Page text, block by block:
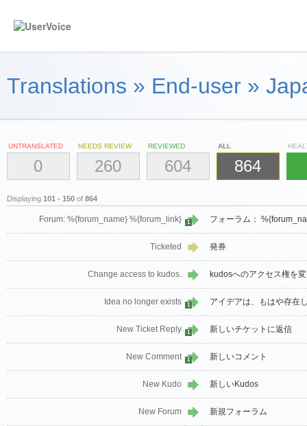
Translations » End-user »
UNTRANSLATED
0
NEEDS REVIEW
260
REVIEWED
604
ALL
864
Displaying 101 - 150 of 864
Forum: %{forum_name} %{forum_link} 1 フォーラム：
Ticketed 発券
Change access to kudos. kudosへのアクセス権を
Idea no longer exists 1 アイデアは、もはや存在
New Ticket Reply 1 新しいチケットに返信
New Comment 1 新しいコメント
New Kudo 新しいKudos
New Forum 新規フォーラム